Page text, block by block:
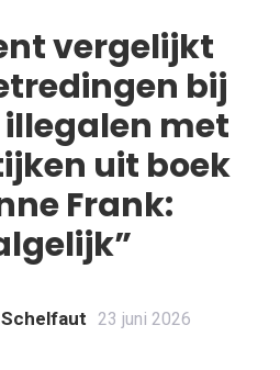
vergelijkt
bij
met
uit boek
Frank:
23 juni 2026